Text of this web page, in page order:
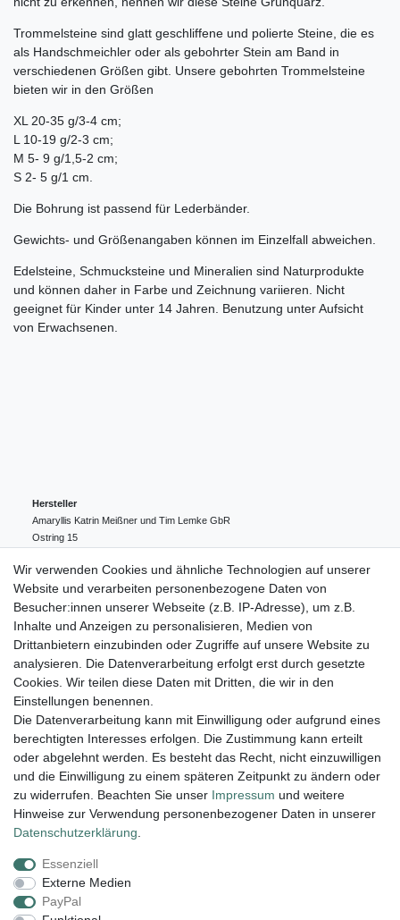
Trommelsteine sind glatt geschliffene und polierte Steine, die es
als Handschmeichler oder als gebohrter Stein am Band in
verschiedenen Größen gibt. Unsere gebohrten Trommelsteine
bieten wir in den Größen
XL 20-35 g/3-4 cm;
L 10-19 g/2-3 cm;
M 5- 9 g/1,5-2 cm;
S 2- 5 g/1 cm.
Die Bohrung ist passend für Lederbänder.
Gewichts- und Größenangaben können im Einzelfall abweichen.
Edelsteine, Schmucksteine und Mineralien sind Naturprodukte
und können daher in Farbe und Zeichnung variieren. Nicht
geeignet für Kinder unter 14 Jahren. Benutzung unter Aufsicht
von Erwachsenen.
Hersteller
Amaryllis Katrin Meißner und Tim Lemke GbR
Ostring 15
004943548099856
amaryllis-eckernfoerde@t-online.de
EU-Verantwortlicher
Amaryllis Katrin Meißner und Tim Lemke GbR
Ostring
15
004943548099856
amaryllis-eckernfoerde@t-online.de
Lieferung und Versand
Impressum Daten­schutz­erklärung AGB
Widerrufs­recht
Wir verwenden Cookies und ähnliche Technologien auf unserer
Website und verarbeiten personenbezogene Daten von
Besucher:innen unserer Webseite (z.B. IP-Adresse), um z.B.
Inhalte und Anzeigen zu personalisieren, Medien von
Drittanbietern einzubinden oder Zugriffe auf unsere Website zu
analysieren. Die Datenverarbeitung erfolgt erst durch gesetzte
Cookies. Wir teilen diese Daten mit Dritten, die wir in den
Einstellungen benennen.
Die Datenverarbeitung kann mit Einwilligung oder aufgrund eines
berechtigten Interesses erfolgen. Die Zustimmung kann erteilt
oder abgelehnt werden. Es besteht das Recht, nicht einzuwilligen
und die Einwilligung zu einem späteren Zeitpunkt zu ändern oder
zu widerrufen. Beachten Sie unser Impressum und weitere
Hinweise zur Verwendung personenbezogener Daten in unserer
Daten­schutz­erklärung
Essenziell
Externe Medien
PayPal